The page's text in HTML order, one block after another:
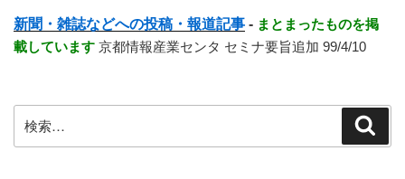
新聞・雑誌などへの投稿・報道記事 - まとまったものを掲
載しています 京都情報産業センタ セミナ要旨追加 99/4/10
索: